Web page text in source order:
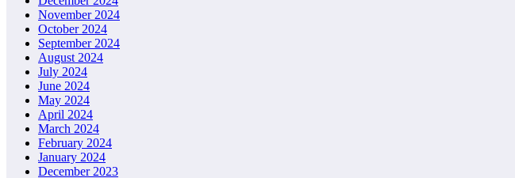
November 2024
October 2024
September 2024
August 2024
July 2024
June 2024
May 2024
April 2024
March 2024
February 2024
January 2024
December 2023